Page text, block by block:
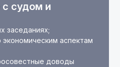
судом и
заседаниях;
аспектам
доводы